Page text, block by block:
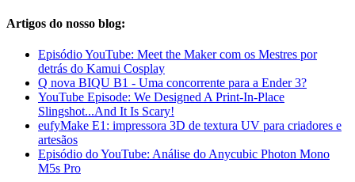
Artigos do nosso blog:
Episódio YouTube: Meet the Maker com os Mestres por
detrás do Kamui Cosplay
Q nova BIQU B1 - Uma concorrente para a Ender 3?
YouTube Episode: We Designed A Print-In-Place
Slingshot...And It Is Scary!
eufyMake E1: impressora 3D de textura UV para criadores e
artesãos
Episódio do YouTube: Análise do Anycubic Photon Mono
M5s Pro